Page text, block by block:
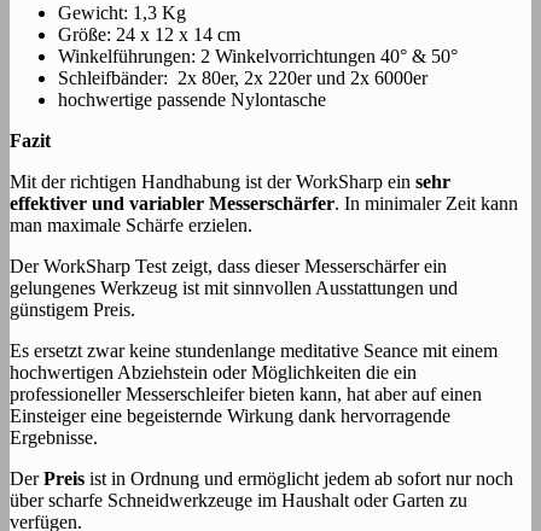
Gewicht: 1,3 Kg
Größe: 24 x 12 x 14 cm
Winkelführungen: 2 Winkelvorrichtungen 40° & 50°
Schleifbänder: 2x 80er, 2x 220er und 2x 6000er
hochwertige passende Nylontasche
Fazit
Mit der richtigen Handhabung ist der WorkSharp ein sehr
effektiver und variabler Messerschärfer. In minimaler Zeit kann
man maximale Schärfe erzielen.
Der WorkSharp Test zeigt, dass dieser Messerschärfer ein
gelungenes Werkzeug ist mit sinnvollen Ausstattungen und
günstigem Preis.
Es ersetzt zwar keine stundenlange meditative Seance mit einem
hochwertigen Abziehstein oder Möglichkeiten die ein
professioneller Messerschleifer bieten kann, hat aber auf einen
Einsteiger eine begeisternde Wirkung dank hervorragende
Ergebnisse.
DerPreis ist in Ordnung und ermöglicht jedem ab sofort nur noch
über scharfe Schneidwerkzeuge im Haushalt oder Garten zu
verfügen.